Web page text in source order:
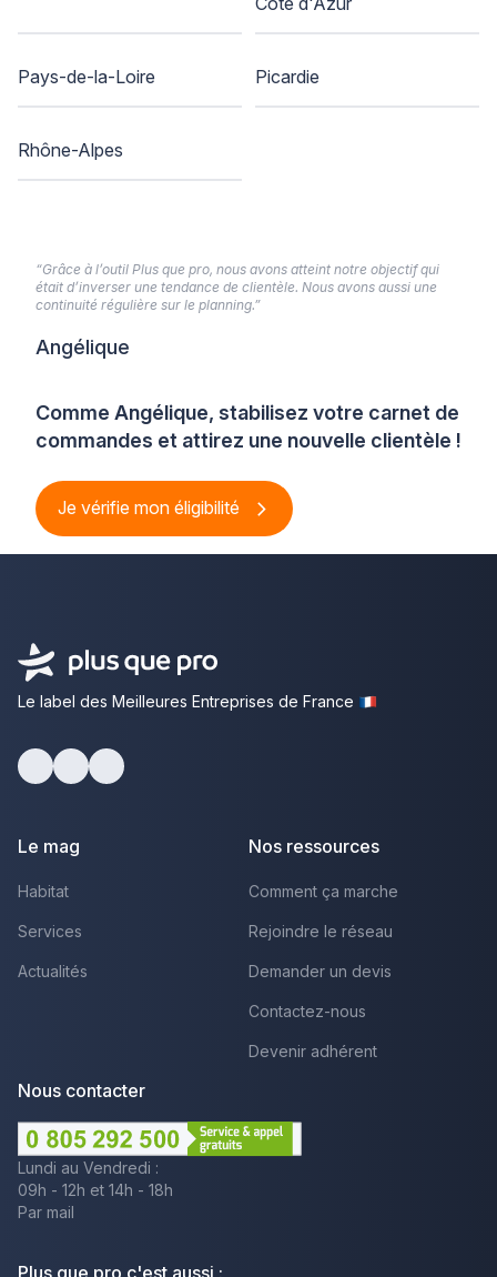
Pays-de-la-Loire Picardie
Rhône-Alpes
Comme Angélique, stabilisez votre carnet de
commandes et attirez une nouvelle clientèle !
Je vérifie mon éligibilité
“Grâce à l’outil Plus que pro, nous avons atteint notre objectif qui
était d’inverser une tendance de clientèle. Nous avons aussi une
continuité régulière sur le planning.”
Angélique
Le label des Meilleures Entreprises de France
Le mag
Habitat
Services
Actualités
Nos ressources
Comment ça marche
Rejoindre le réseau
Demander un devis
Contactez-nous
Devenir adhérent
Nous contacter
Lundi au Vendredi :
09h - 12h et 14h - 18h
Par mail
Plus que pro c'est aussi :